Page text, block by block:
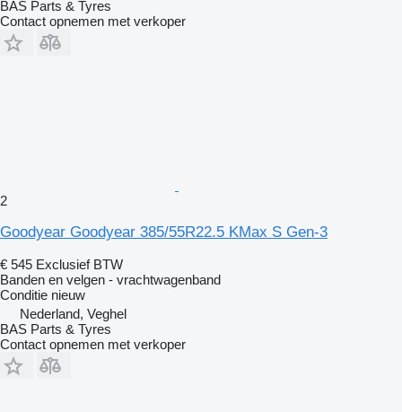
BAS Parts & Tyres
Contact opnemen met verkoper
2
Goodyear Goodyear 385/55R22.5 KMax S Gen-3
€ 545 Exclusief BTW
Banden en velgen - vrachtwagenband
Conditie nieuw
Nederland, Veghel
BAS Parts & Tyres
Contact opnemen met verkoper